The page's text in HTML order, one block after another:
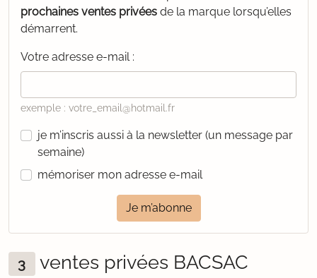
prochaines ventes privées de la marque lorsqu’elles
démarrent.
Votre adresse e-mail :
exemple : votre_email@hotmail.fr
je m’inscris aussi à la newsletter (un message par
semaine)
mémoriser mon adresse e-mail
Je m’abonne
3
ventes privées BACSAC